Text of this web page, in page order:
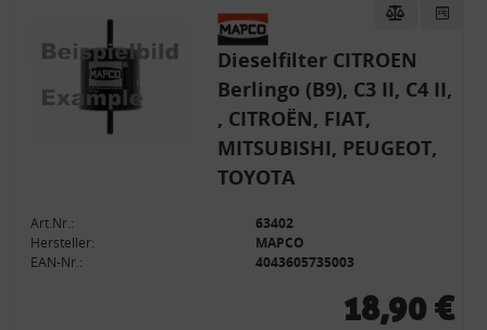
Dieselfilter CITROEN
Berlingo (B9), C3 II, C4 II,
, CITROËN, FIAT,
MITSUBISHI, PEUGEOT,
TOYOTA
Art.Nr.:
63402
Hersteller:
MAPCO
EAN-Nr.:
4043605735003
18,90 €